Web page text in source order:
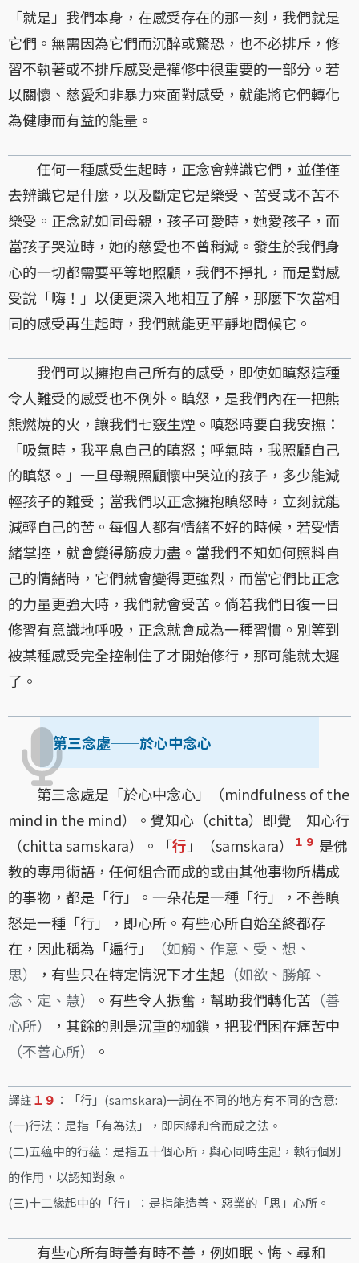
「就是」我們本身，在感受存在的那一刻，我們就是
它們。無需因為它們而沉醉或驚恐，也不必排斥，修
習不執著或不排斥感受是禪修中很重要的一部分。若
以關懷、慈愛和非暴力來面對感受，就能將它們轉化
為健康而有益的能量。
任何一種感受生起時，正念會辨識它們，並僅僅
去辨識它是什麼，以及斷定它是樂受、苦受或不苦不
樂受。正念就如同母親，孩子可愛時，她愛孩子，而
當孩子哭泣時，她的慈愛也不曾稍減。發生於我們身
心的一切都需要平等地照顧，我們不掙扎，而是對感
受說「嗨！」以便更深入地相互了解，那麼下次當相
同的感受再生起時，我們就能更平靜地問候它。
我們可以擁抱自己所有的感受，即使如瞋怒這種
令人難受的感受也不例外。瞋怒，是我們內在一把熊
熊燃燒的火，讓我們七竅生煙。嗔怒時要自我安撫：
「吸氣時，我平息自己的瞋怒；呼氣時，我照顧自己
的瞋怒。」一旦母親照顧懷中哭泣的孩子，多少能減
輕孩子的難受；當我們以正念擁抱瞋怒時，立刻就能
減輕自己的苦。每個人都有情緒不好的時候，若受情
緒掌控，就會變得筋疲力盡。當我們不知如何照料自
己的情緒時，它們就會變得更強烈，而當它們比正念
的力量更強大時，我們就會受苦。倘若我們日復一日
修習有意識地呼吸，正念就會成為一種習慣。別等到
被某種感受完全控制住了才開始修行，那可能就太遲
了。
第三念處──於心中念心
第三念處是「於心中念心」（mindfulness of the
mind in the mind）。覺知心（chitta）即覺 知心行
（chitta samskara）。「行 」（samskara） １９ 是佛
教的專用術語，任何組合而成的或由其他事物所構成
的事物，都是「行」。一朵花是一種「行」，不善瞋
怒是一種「行」，即心所。有些心所自始至終都存
在，因此稱為「遍行」
（如觸、作意、受、想、
思）
，有些只在特定情況下才生起 （如欲、勝解、
念、定、慧）
。有些令人振奮，幫助我們轉化苦 （善
心所）
，其餘的則是沉重的枷鎖，把我們困在痛苦中
（不善心所）
。
譯註１９ ：「行」(samskara)一詞在不同的地方有不同的含意:
(一)行法：是指「有為法」，即因緣和合而成之法。
(二)五蘊中的行蘊：是指五十個心所，與心同時生起，執行個別
的作用，以認知對象。
(三)十二緣起中的「行」：是指能造善、惡業的「思」心所。
有些心所有時善有時不善，例如眠、悔、尋和